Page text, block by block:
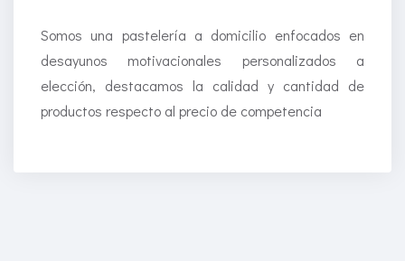
Somos una pastelería a domicilio enfocados en
desayunos motivacionales personalizados a
elección, destacamos la calidad y cantidad de
productos respecto al precio de competencia